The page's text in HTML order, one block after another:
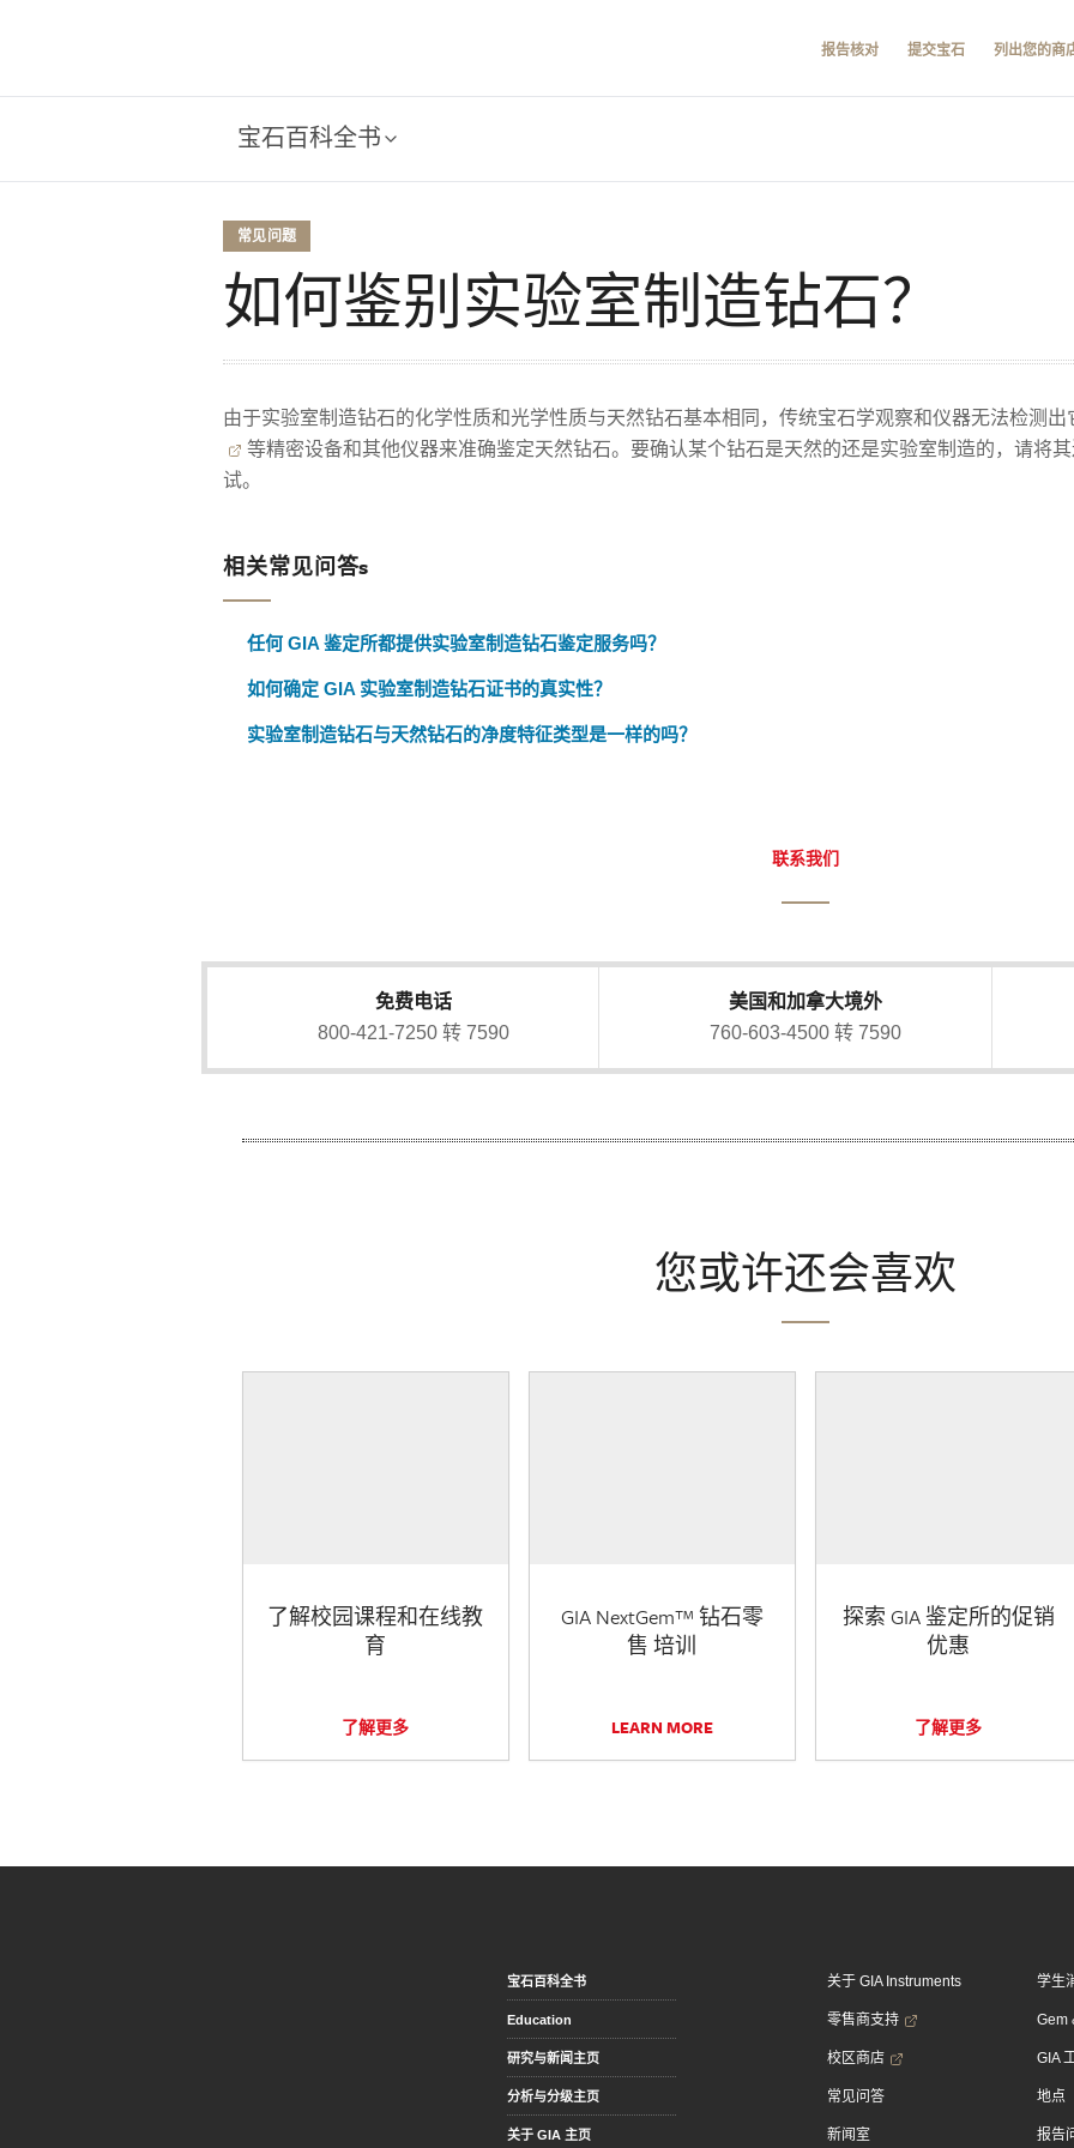
报告核对 提交宝石 列出您的商
宝石百科全书
常见问题
如何鉴别实验室制造钻石？
由于实验室制造钻石的化学性质和光学性质与天然钻石基本相同，传统宝石学观察和仪器无法检测
等精密设备和其他仪器来准确鉴定天然钻石。要确认某个钻石是天然的还是实验室制造的，请将
试。
相关常见问答s
任何 GIA 鉴定所都提供实验室制造钻石鉴定服务吗？
如何确定 GIA 实验室制造钻石证书的真实性？
实验室制造钻石与天然钻石的净度特征类型是一样的吗？
联系我们
免费电话
800-421-7250 转 7590
美国和加拿大境外
760-603-4500 转 7590
您或许还会喜欢
了解校园课程和在线教
育
了解更多
GIA NextGem™ 钻石零
售 培训
LEARN MORE
探索 GIA 鉴定所的促销
优惠
了解更多
宝石百科全书
Education
研究与新闻主页
分析与分级主页
关于 GIA 主页
关于 GIA Instruments
零售商支持
校区商店
常见问答
新闻室
学生
Gem
GIA
地点
报告